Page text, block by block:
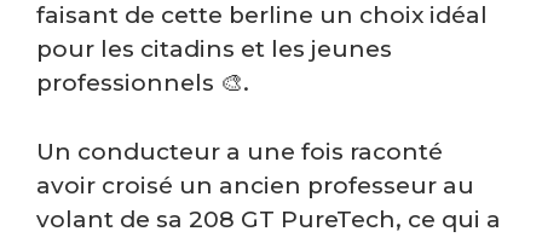
faisant de cette berline un choix idéal
pour les citadins et les jeunes
professionnels 🎨.
Un conducteur a une fois raconté
avoir croisé un ancien professeur au
volant de sa 208 GT PureTech, ce qui a